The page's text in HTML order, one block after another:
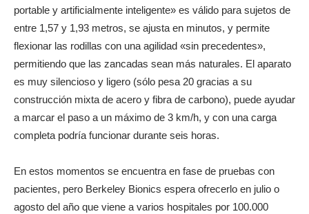
portable y artificialmente inteligente» es válido para sujetos de
entre 1,57 y 1,93 metros, se ajusta en minutos, y permite
flexionar las rodillas con una agilidad «sin precedentes»,
permitiendo que las zancadas sean más naturales. El aparato
es muy silencioso y ligero (sólo pesa 20 gracias a su
construcción mixta de acero y fibra de carbono), puede ayudar
a marcar el paso a un máximo de 3 km/h, y con una carga
completa podría funcionar durante seis horas.
En estos momentos se encuentra en fase de pruebas con
pacientes, pero Berkeley Bionics espera ofrecerlo en julio o
agosto del año que viene a varios hospitales por 100.000